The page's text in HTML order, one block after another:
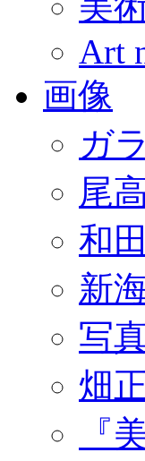
Art
画像
ガ
尾
和
新
写
畑
『